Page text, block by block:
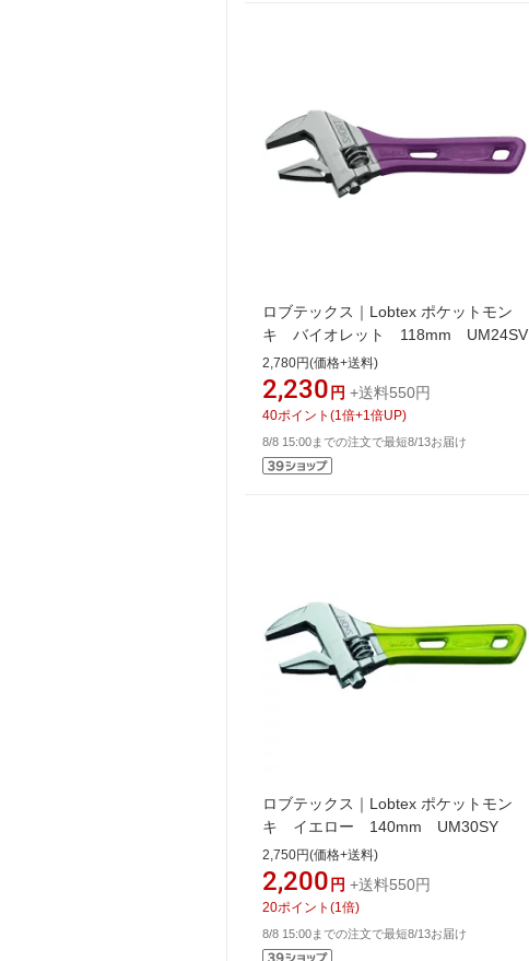
ロブテックス｜Lobtex ポケットモン
キ バイオレット 118mm UM24SV
2,780円(価格+送料)
2,230 円 +送料550円
40ポイント (1 倍+1 倍UP)
8/8 15:00までの注文で最短8/13お届け
ロブテックス｜Lobtex ポケットモン
キ イエロー 140mm UM30SY
2,750円(価格+送料)
2,200 円 +送料550円
20ポイント (1 倍)
8/8 15:00までの注文で最短8/13お届け